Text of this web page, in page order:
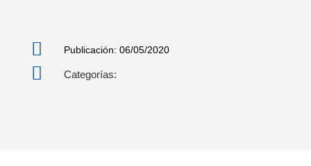
 Publicación: 06/05/2020
 Categorías: